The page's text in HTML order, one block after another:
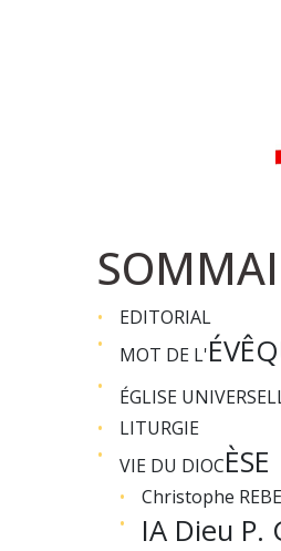
EDITORIAL
MOT DE L'
ÉGLISE
LITURGIE
VIE DU DIOCÈSE
Christophe
IA Dieu P.